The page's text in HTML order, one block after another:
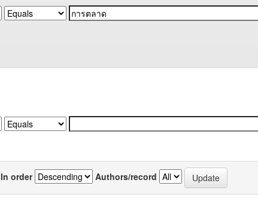
In order Authors/record